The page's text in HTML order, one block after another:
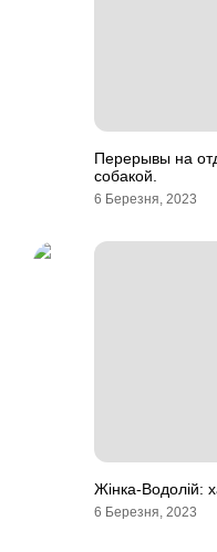
Перерывы на
собакой.
6 Березня, 2023
Жінка-Водолій:
6 Березня, 2023